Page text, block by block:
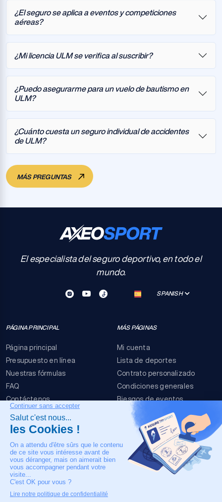
¿El seguro se aplica a eventos y competiciones
aéreas?
¿Mi licencia ULM se verifica al suscribir?
¿Puedo asegurarme para un vuelo de bautismo en
ULM?
¿Cuánto cuesta un seguro individual de accidentes
de ULM?
MÁS PREGUNTAS
El especialista del seguro deportivo, en todo el
mundo.
SPANISH
PÁGINA PRINCIPAL
Página principal
Presupuesto en línea
Nuestras fórmulas
FAQ
Contáctenos
MÁS PÁGINAS
Mi cuenta
Lista de deportes
Contrato personalizado
Condiciones generales
Riesgos de eventos
Menciones legales
NUESTRO CONTACTO
+33 4 90 63 34 07
Asistencia médica 24
horas al día, 7 días a la
semana